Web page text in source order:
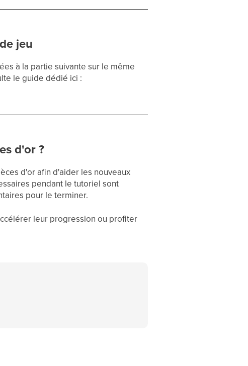
jeu
à la partie suivante sur le même
le guide dédié ici :
d'or ?
d'or afin d'aider les nouveaux
pendant le tutoriel sont
pour le terminer.
leur progression ou profiter